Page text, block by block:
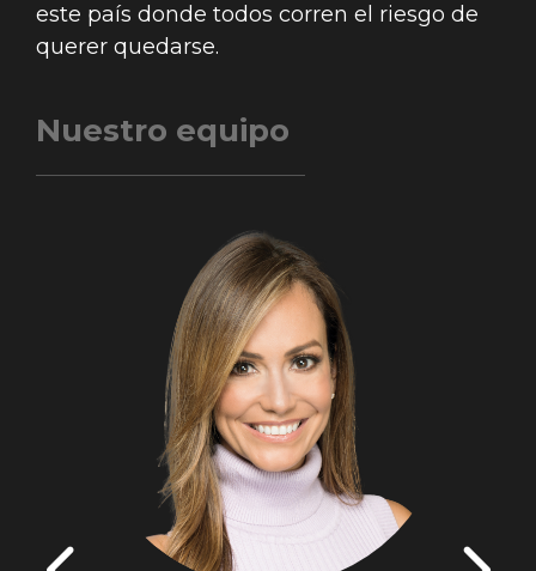
este país donde todos corren el riesgo de
querer quedarse.
Nuestro equipo